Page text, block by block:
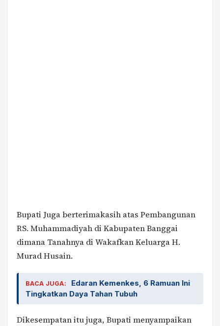
Bupati Juga berterimakasih atas Pembangunan
RS. Muhammadiyah di Kabupaten Banggai
dimana Tanahnya di Wakafkan Keluarga H.
Murad Husain.
BACA JUGA:
Edaran Kemenkes, 6 Ramuan Ini
Tingkatkan Daya Tahan Tubuh
Dikesempatan itu juga, Bupati menyampaikan